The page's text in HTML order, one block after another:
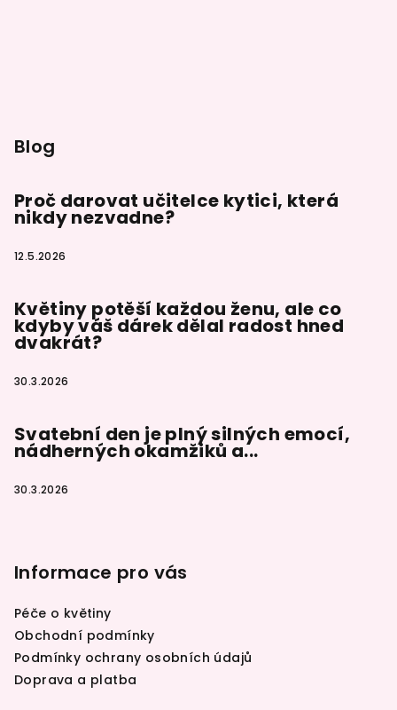
Blog
Proč darovat učitelce kytici, která
nikdy nezvadne?
12.5.2026
Květiny potěší každou ženu, ale co
kdyby váš dárek dělal radost hned
dvakrát?
30.3.2026
Svatební den je plný silných emocí,
nádherných okamžiků a...
30.3.2026
Informace pro vás
Péče o květiny
Obchodní podmínky
Podmínky ochrany osobních údajů
Doprava a platba